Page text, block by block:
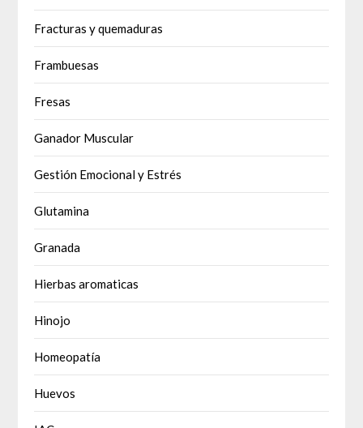
Fracturas y quemaduras
Frambuesas
Fresas
Ganador Muscular
Gestión Emocional y Estrés
Glutamina
Granada
Hierbas aromaticas
Hinojo
Homeopatía
Huevos